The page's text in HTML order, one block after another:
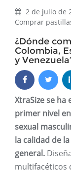
2 de julio de
Comprar
¿Dónde
Colombia,
y
XtraSize se
primer nivel
sexual
la calidad de
general.
multifacéticos